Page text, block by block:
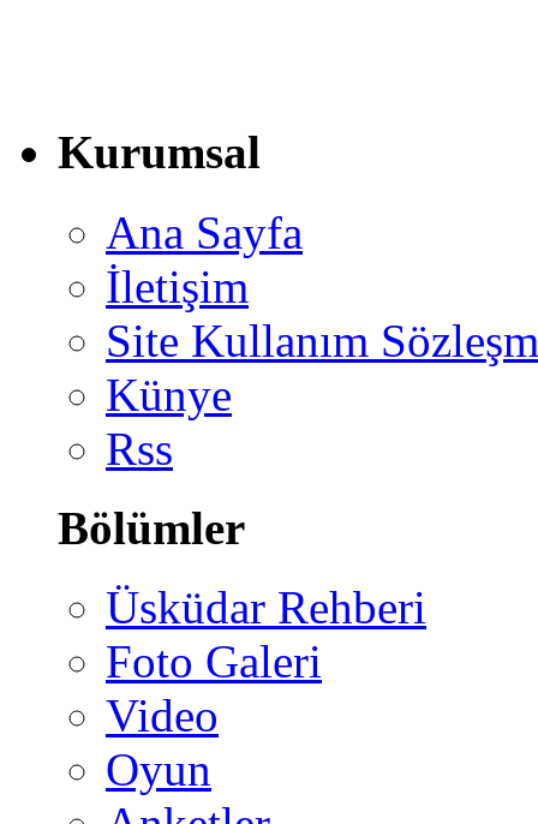
Kurumsal
Ana Sayfa
İletişim
Site Kullanım
Künye
Rss
Bölümler
Üsküdar Rehberi
Foto Galeri
Video
Oyun